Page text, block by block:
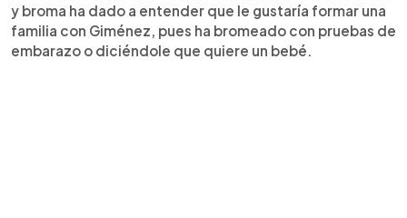
y broma ha dado a entender que le gustaría formar una
familia con Giménez, pues ha bromeado con pruebas de
embarazo o diciéndole que quiere un bebé.